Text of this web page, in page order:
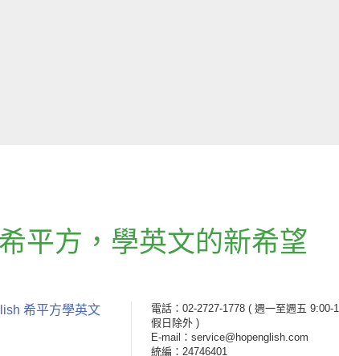
希平方 ， 學英文的新希望
希平方學英文 電話：02-2727-1778 ( 週一至週五 9:00-
假日除外 )
E-mail：service@hopenglish.com
統編：24746401